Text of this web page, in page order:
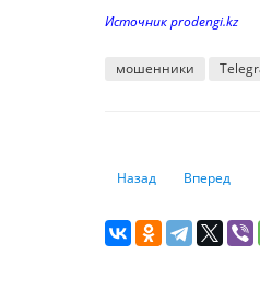
Источник prodengi.kz
мошенники
Предыдущий:
Назад Вперед